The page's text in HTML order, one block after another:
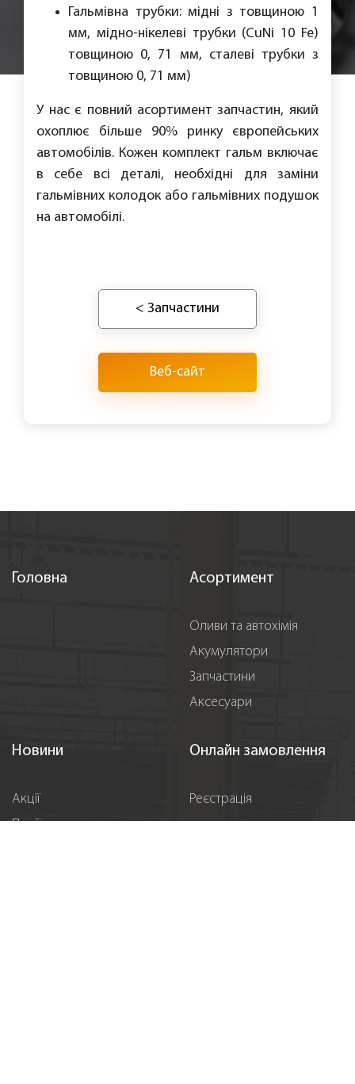
Гальмівна трубки: мідні з товщиною 1
мм, мідно-нікелеві трубки (CuNi 10 Fe)
товщиною 0, 71 мм, сталеві трубки з
товщиною 0, 71 мм)
У нас є повний асортимент запчастин, який
охоплює більше 90% ринку європейських
автомобілів. Кожен комплект гальм включає
в себе всі деталі, необхідні для заміни
гальмівних колодок або гальмівних подушок
на автомобілі.
< Запчастини
Веб-сайт
Головна Асортимент
Оливи та автохімія
Акумулятори
Запчастини
Аксесуари
Новини
Акції
Події
Онлайн замовлення
Реєстрація